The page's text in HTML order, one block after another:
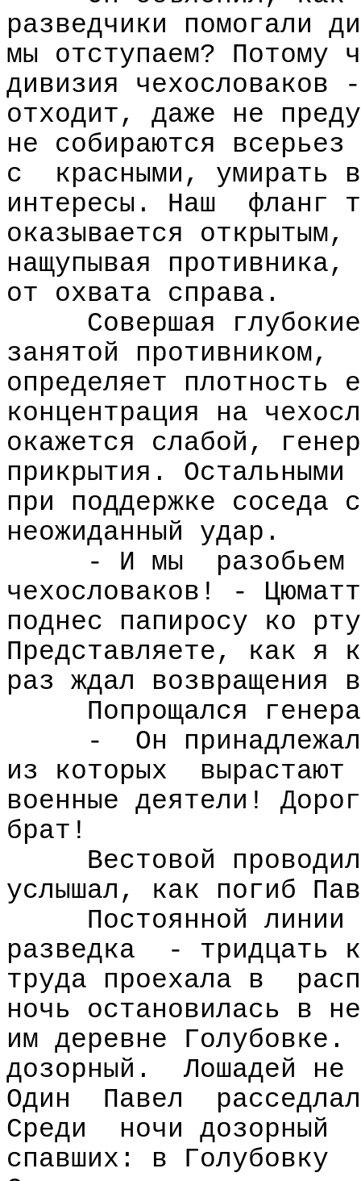
разведчики помогали
мы отступаем? Потому
дивизия чехословаков
отходит, даже не
не собираются всерьез
с
красными, умирать
интересы. Наш
фланг
оказывается открытым,
нащупывая противника,
от охвата справа.
Совершая глубокие
занятой противником,
определяет плотность
концентрация на
окажется слабой,
прикрытия.
при поддержке соседа
неожиданный удар.
- И мы
чехословаков! -
поднес папиросу ко
Представляете, как я
раз ждал возвращения
Попрощался
-
Он
из которых
вырастают
военные деятели!
брат!
Вестовой
услышал, как погиб
Постоянной
разведка
- тридцать
труда проехала в
ночь остановилась в
им деревне
дозорный.
Лошадей не
Один
Павел
расседлал
Среди
ночи дозорный
спавших: в Голубовку